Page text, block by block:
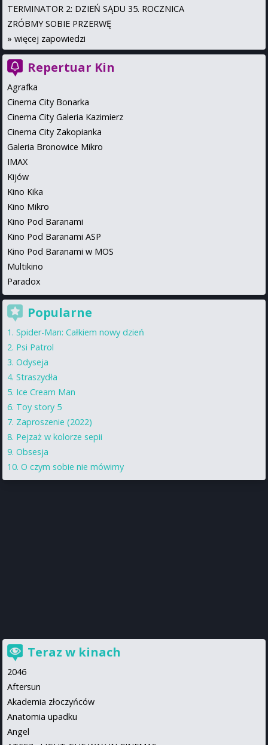
TERMINATOR 2: DZIEŃ SĄDU 35. ROCZNICA
ZRÓBMY SOBIE PRZERWĘ
» więcej zapowiedzi
Repertuar Kin
Agrafka
Cinema City Bonarka
Cinema City Galeria Kazimierz
Cinema City Zakopianka
Galeria Bronowice Mikro
IMAX
Kijów
Kino Kika
Kino Mikro
Kino Pod Baranami
Kino Pod Baranami ASP
Kino Pod Baranami w MOS
Multikino
Paradox
Popularne
Spider-Man: Całkiem nowy dzień
Psi Patrol
Odyseja
Straszydła
Ice Cream Man
Toy story 5
Zaproszenie (2022)
Pejzaż w kolorze sepii
Obsesja
O czym sobie nie mówimy
Teraz w kinach
2046
Aftersun
Akademia złoczyńców
Anatomia upadku
Angel